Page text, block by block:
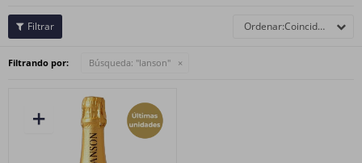
Coincidencia
Filtrando por: Búsqueda: "lanson"